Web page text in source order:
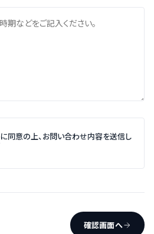
に同意の上、お問い合わせ内容を送信し
確認画面へ